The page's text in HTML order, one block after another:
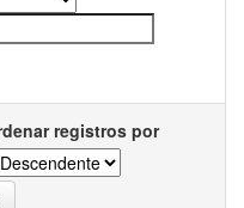
registros por